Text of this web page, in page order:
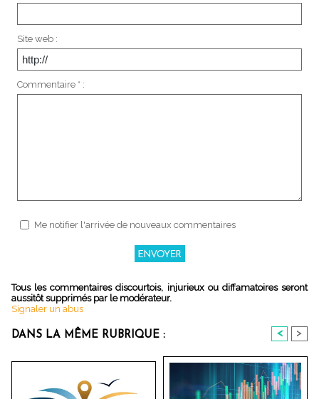
Site web :
Commentaire * :
Me notifier l'arrivée de nouveaux commentaires
Tous les commentaires discourtois, injurieux ou diffamatoires seront
aussitôt supprimés par le modérateur.
Signaler un abus
DANS LA MÊME RUBRIQUE : < >